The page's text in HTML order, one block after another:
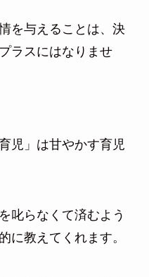
を与えることは、決
ラスにはなりませ
児」は甘やかす育児
叱らなくて済むよう
に教えてくれます。